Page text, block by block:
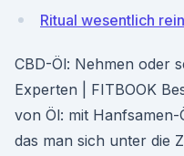
Ritual wesentlich
CBD-Öl: Nehmen oder
Experten | FITBOOK
von Öl: mit
das man sich unter die